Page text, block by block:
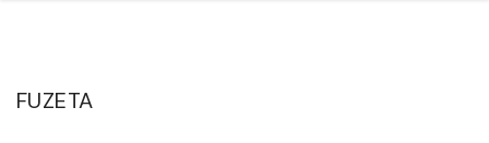
FUZETA